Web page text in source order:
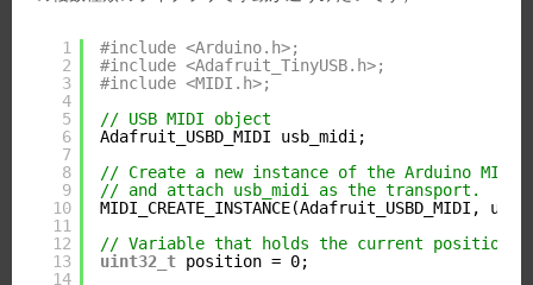
1
2
3
4
5
6
7
8
9
10
11
12
13
14
#include <Arduino.h>;
#include <Adafruit_TinyUSB.h>;
#include <MIDI.h>;
// USB MIDI object
Adafruit_USBD_MIDI usb_midi;
// Create a new instance of the Arduino MIDI
// and attach usb_midi as the transport.
MIDI_CREATE_INSTANCE(Adafruit_USBD_MIDI,
// Variable that holds the current position in
uint32_t position = 0;